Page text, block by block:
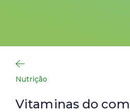
Nutrição
Vitaminas do